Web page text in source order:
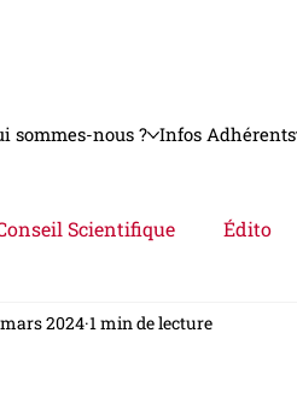
sommes-nous ? Infos Adhérents
Scientifique Édito
Le Dossier Analyse
2024 1 min de lecture